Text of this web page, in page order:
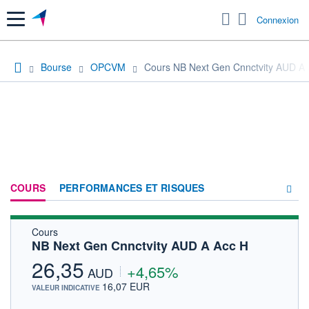
Menu Connexion
Bourse OPCVM Cours NB Next Gen Cnnctvity AUD A
COURS PERFORMANCES ET RISQUES
Cours
NB Next Gen Cnnctvity AUD A Acc H
26,35 AUD +4,65%
VALEUR INDICATIVE 16,07 EUR